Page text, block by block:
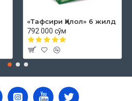
«Тафсири Ҳилол» 6 жилд
792 000 сўм